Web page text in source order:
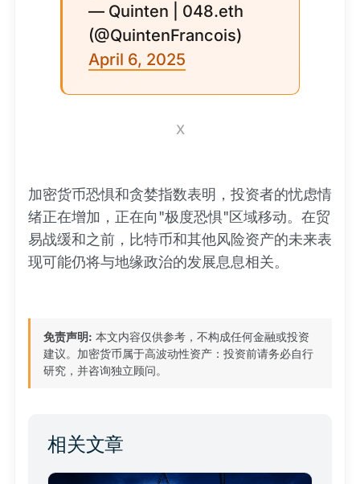
— Quinten | 048.eth
(@QuintenFrancois)
April 6, 2025
X
加密货币恐惧和贪婪指数表明，投资者的忧虑情
绪正在增加，正在向"极度恐惧"区域移动。在贸
易战缓和之前，比特币和其他风险资产的未来表
现可能仍将与地缘政治的发展息息相关。
免责声明: 本文内容仅供参考，不构成任何金融或投资
建议。加密货币属于高波动性资产：投资前请务必自行
研究，并咨询独立顾问。
相关文章